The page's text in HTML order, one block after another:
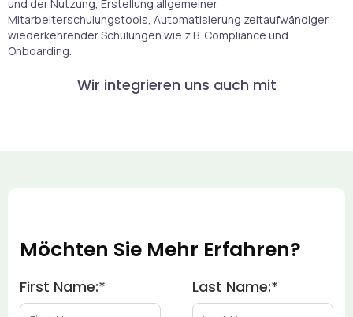
und der Nutzung, Erstellung allgemeiner
Mitarbeiterschulungstools, Automatisierung zeitaufwändiger
wiederkehrender Schulungen wie z.B. Compliance und
Onboarding.
Wir integrieren uns auch mit
Möchten Sie Mehr Erfahren?
First Name:* Last Name:*